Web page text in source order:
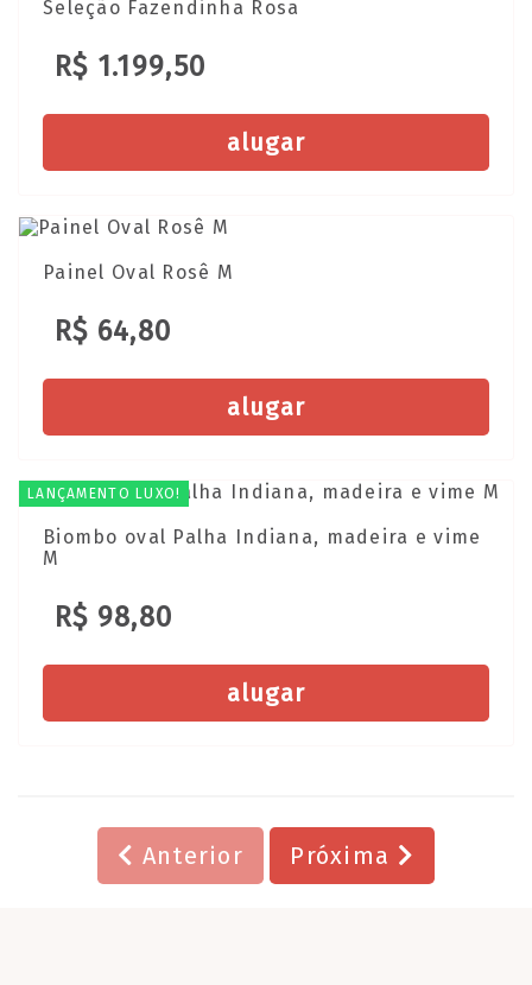
Seleção Fazendinha Rosa
R$ 1.199,50
alugar
Painel Oval Rosê M
R$ 64,80
alugar
LANÇAMENTO LUXO!
Biombo oval Palha Indiana, madeira e vime
M
R$ 98,80
alugar
Anterior Próxima